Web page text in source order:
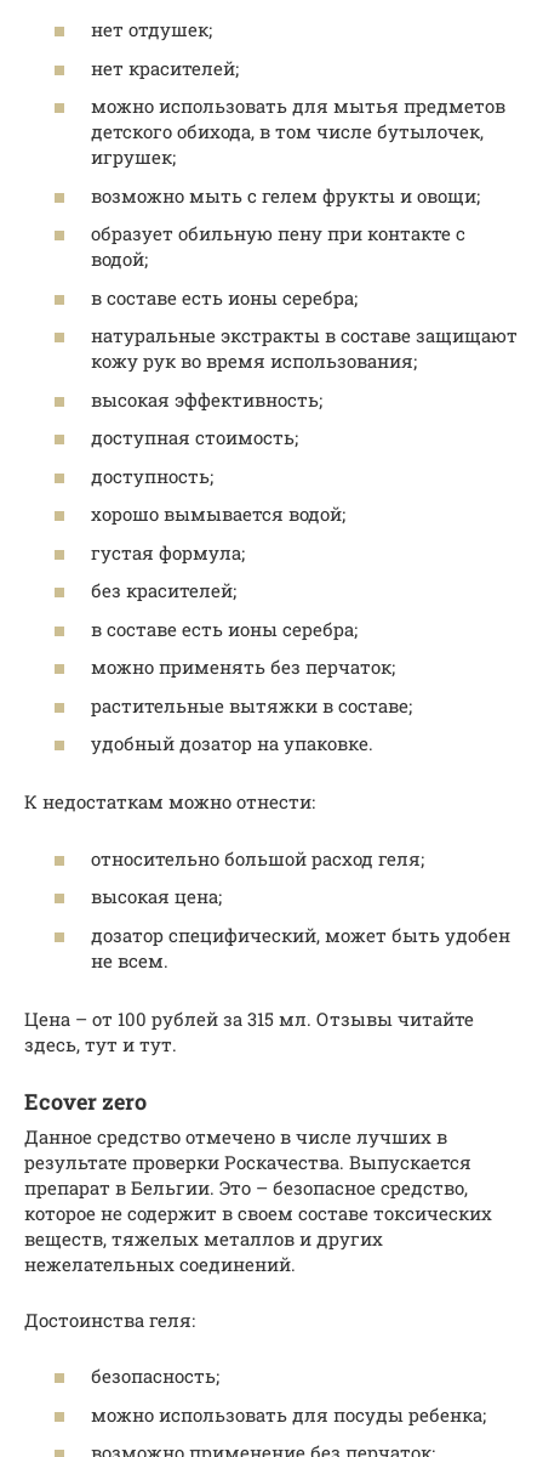
нет отдушек;
нет красителей;
можно использовать для мытья предметов
детского обихода, в том числе бутылочек,
игрушек;
возможно мыть с гелем фрукты и овощи;
образует обильную пену при контакте с
водой;
в составе есть ионы серебра;
натуральные экстракты в составе защищают
кожу рук во время использования;
высокая эффективность;
доступная стоимость;
доступность;
хорошо вымывается водой;
густая формула;
без красителей;
в составе есть ионы серебра;
можно применять без перчаток;
растительные вытяжки в составе;
удобный дозатор на упаковке.
К недостаткам можно отнести:
относительно большой расход геля;
высокая цена;
дозатор специфический, может быть удобен
не всем.
Цена – от 100 рублей за 315 мл. Отзывы читайте
здесь, тут и тут.
Ecover zero
Данное средство отмечено в числе лучших в
результате проверки Роскачества. Выпускается
препарат в Бельгии. Это – безопасное средство,
которое не содержит в своем составе токсических
веществ, тяжелых металлов и других
нежелательных соединений.
Достоинства геля:
безопасность;
можно использовать для посуды ребенка;